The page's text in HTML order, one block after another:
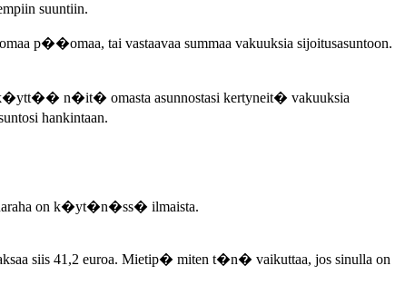
suuntiin.
p��omaa, tai vastaavaa summaa vakuuksia sijoitusasuntoon.
k�ytt�� n�it� omasta asunnostasi kertyneit� vakuuksia
hankintaan.
on k�yt�n�ss� ilmaista.
siis 41,2 euroa. Mietip� miten t�n� vaikuttaa, jos sinulla on